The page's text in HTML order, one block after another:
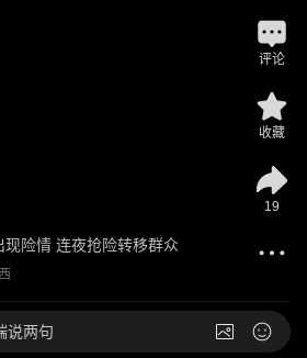
险情 连夜抢险转移群众
评论
收藏
19
说两句